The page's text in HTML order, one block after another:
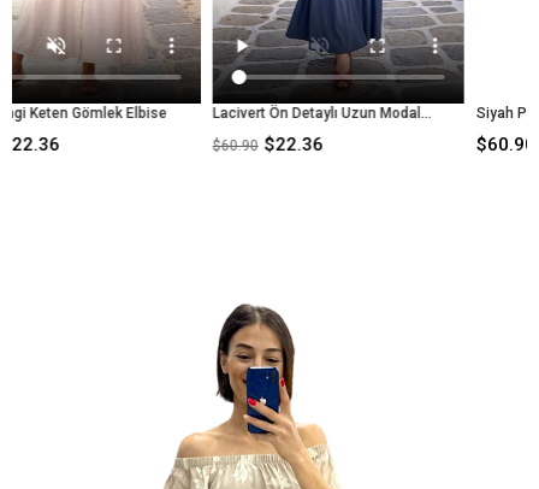
Elbise Lacivert Ön Detaylı Uzun Modal Elbise
$22.36